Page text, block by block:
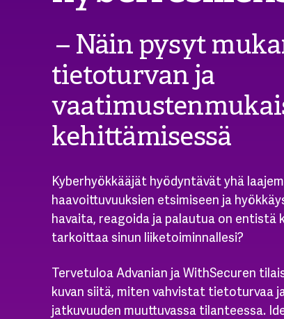
– Näin pysyt
tietoturvan ja
kehittämisessä
Kyberhyökkääjät hyödyntävät yhä
haavoittuvuuksien etsimiseen ja
havaita, reagoida ja palautua on entistä
tarkoittaa sinun liiketoiminnallesi?
Tervetuloa Advanian ja WithSecuren
kuvan siitä, miten vahvistat tietoturvaa
jatkuvuuden muuttuvassa tilanteessa.